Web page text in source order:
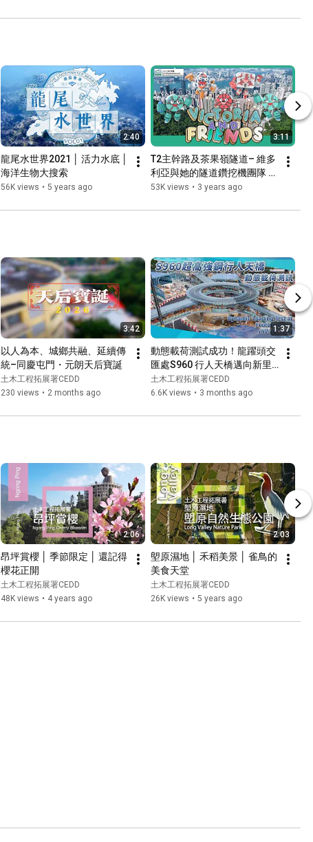
2:40
龍尾水世界2021 │ 活力水底 │
海洋生物大搜索
56K views • 5 years ago
3:11
T2主幹路及茶果嶺隧道– 維多
利亞與她的隧道鑽挖機團隊
│Trunk Road T2 and Cha
Friends
53K views • 3 years ago
3:42
以人為本、城鄉共融、延續傳
統–同慶屯門・元朗天后寶誕
土木工程拓展署CEDD
230 views • 2 months ago
1:37
動態載荷測試成功！龍躍頭交
匯處S960 行人天橋邁向新里
程
土木工程拓展署CEDD
6.6K views • 3 months ago
2:06
昂坪賞櫻 │ 季節限定 │ 還記得
櫻花正開
土木工程拓展署CEDD
48K views • 4 years ago
2:03
塱原濕地 │ 禾稻美景 │ 雀鳥的
美食天堂
土木工程拓展署CEDD
26K views • 5 years ago